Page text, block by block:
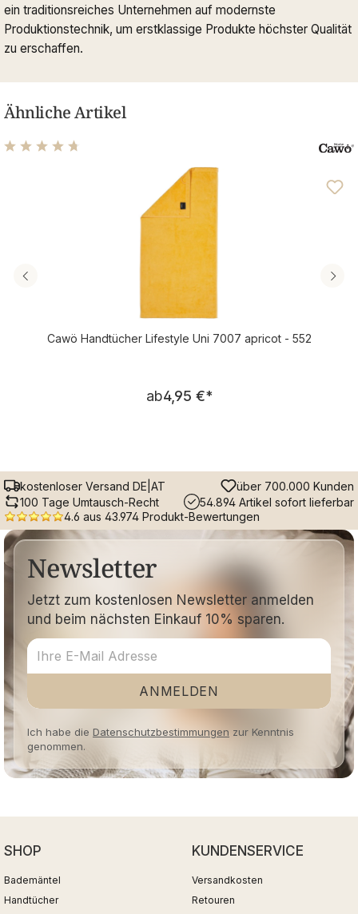
ein traditionsreiches Unternehmen auf modernste
Produktionstechnik, um erstklassige Produkte höchster Qualität
zu erschaffen.
Ähnliche Artikel
Durchschnittliche Bewertung von 4.81 von 5 Sternen
Cawö Handtücher Lifestyle Uni 7007 apricot - 552
Regulärer Preis:
ab4,95 €*
kostenloser Versand DE|AT
über 700.000 Kunden
100 Tage Umtausch-Recht
54.894 Artikel sofort lieferbar
4.6 aus 43.974 Produkt-Bewertungen
Newsletter
Jetzt zum kostenlosen Newsletter anmelden
und beim nächsten Einkauf 10% sparen.
ANMELDEN
Ich habe die Datenschutzbestimmungen zur Kenntnis
genommen.
SHOP
Bademäntel
Handtücher
KUNDENSERVICE
Versandkosten
Retouren